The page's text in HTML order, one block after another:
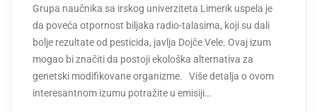
Grupa naučnika sa irskog univerziteta Limerik uspela je
da poveća otpornost biljaka radio-talasima, koji su dali
bolje rezultate od pesticida, javlja Dojče Vele. Ovaj izum
mogao bi značiti da postoji ekološka alternativa za
genetski modifikovane organizme. Više detalja o ovom
interesantnom izumu potražite u emisiji…